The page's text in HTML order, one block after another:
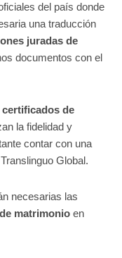
del país donde
una traducción
juradas de
documentos con el
de
la fidelidad y
contar con una
Global.
necesarias las
matrimonio en